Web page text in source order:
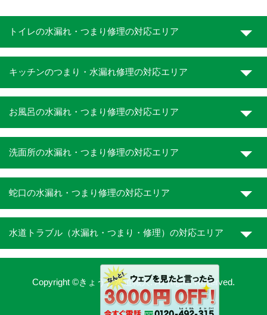
トイレの水漏れ・つまり修理の対応エリア
キッチンのつまり・水漏れ修理の対応エリア
お風呂の水漏れ・つまり修理の対応エリア
洗面所の水漏れ・つまり修理の対応エリア
蛇口の水漏れ・つまり修理の対応エリア
水道トラブル（水漏れ・つまり・修理）の対応エリア
Copyright ©きょうと水道職人. All Rights Reserved.